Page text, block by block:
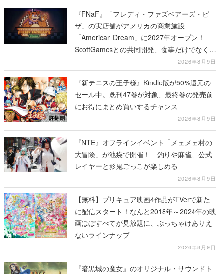
『FNaF』「フレディ・ファズベアーズ・ピ
ザ」の実店舗がアメリカの商業施設
「American Dream」に2027年オープン！
ScottGamesとの共同開発、食事だけでなくス
テージショーや没入型のホラー体験も楽しめ
る
2026年8月9日
『新テニスの王子様』Kindle版が50%還元の
セール中。既刊47巻が対象、最終巻の発売前
にお得にまとめ買いするチャンス
2026年8月9日
『NTE』オフラインイベント「メェメェ村の
大冒険」が池袋で開催！ 釣りや麻雀、公式
レイヤーと影鬼ごっこが楽しめる
2026年8月9日
【無料】プリキュア映画4作品がTVerで新た
に配信スタート！なんと2018年～2024年の映
画ほぼすべてが見放題に、ぶっちゃけありえ
ないラインナップ
2026年8月9日
『暗黒城の魔女』のオリジナル・サウンドト